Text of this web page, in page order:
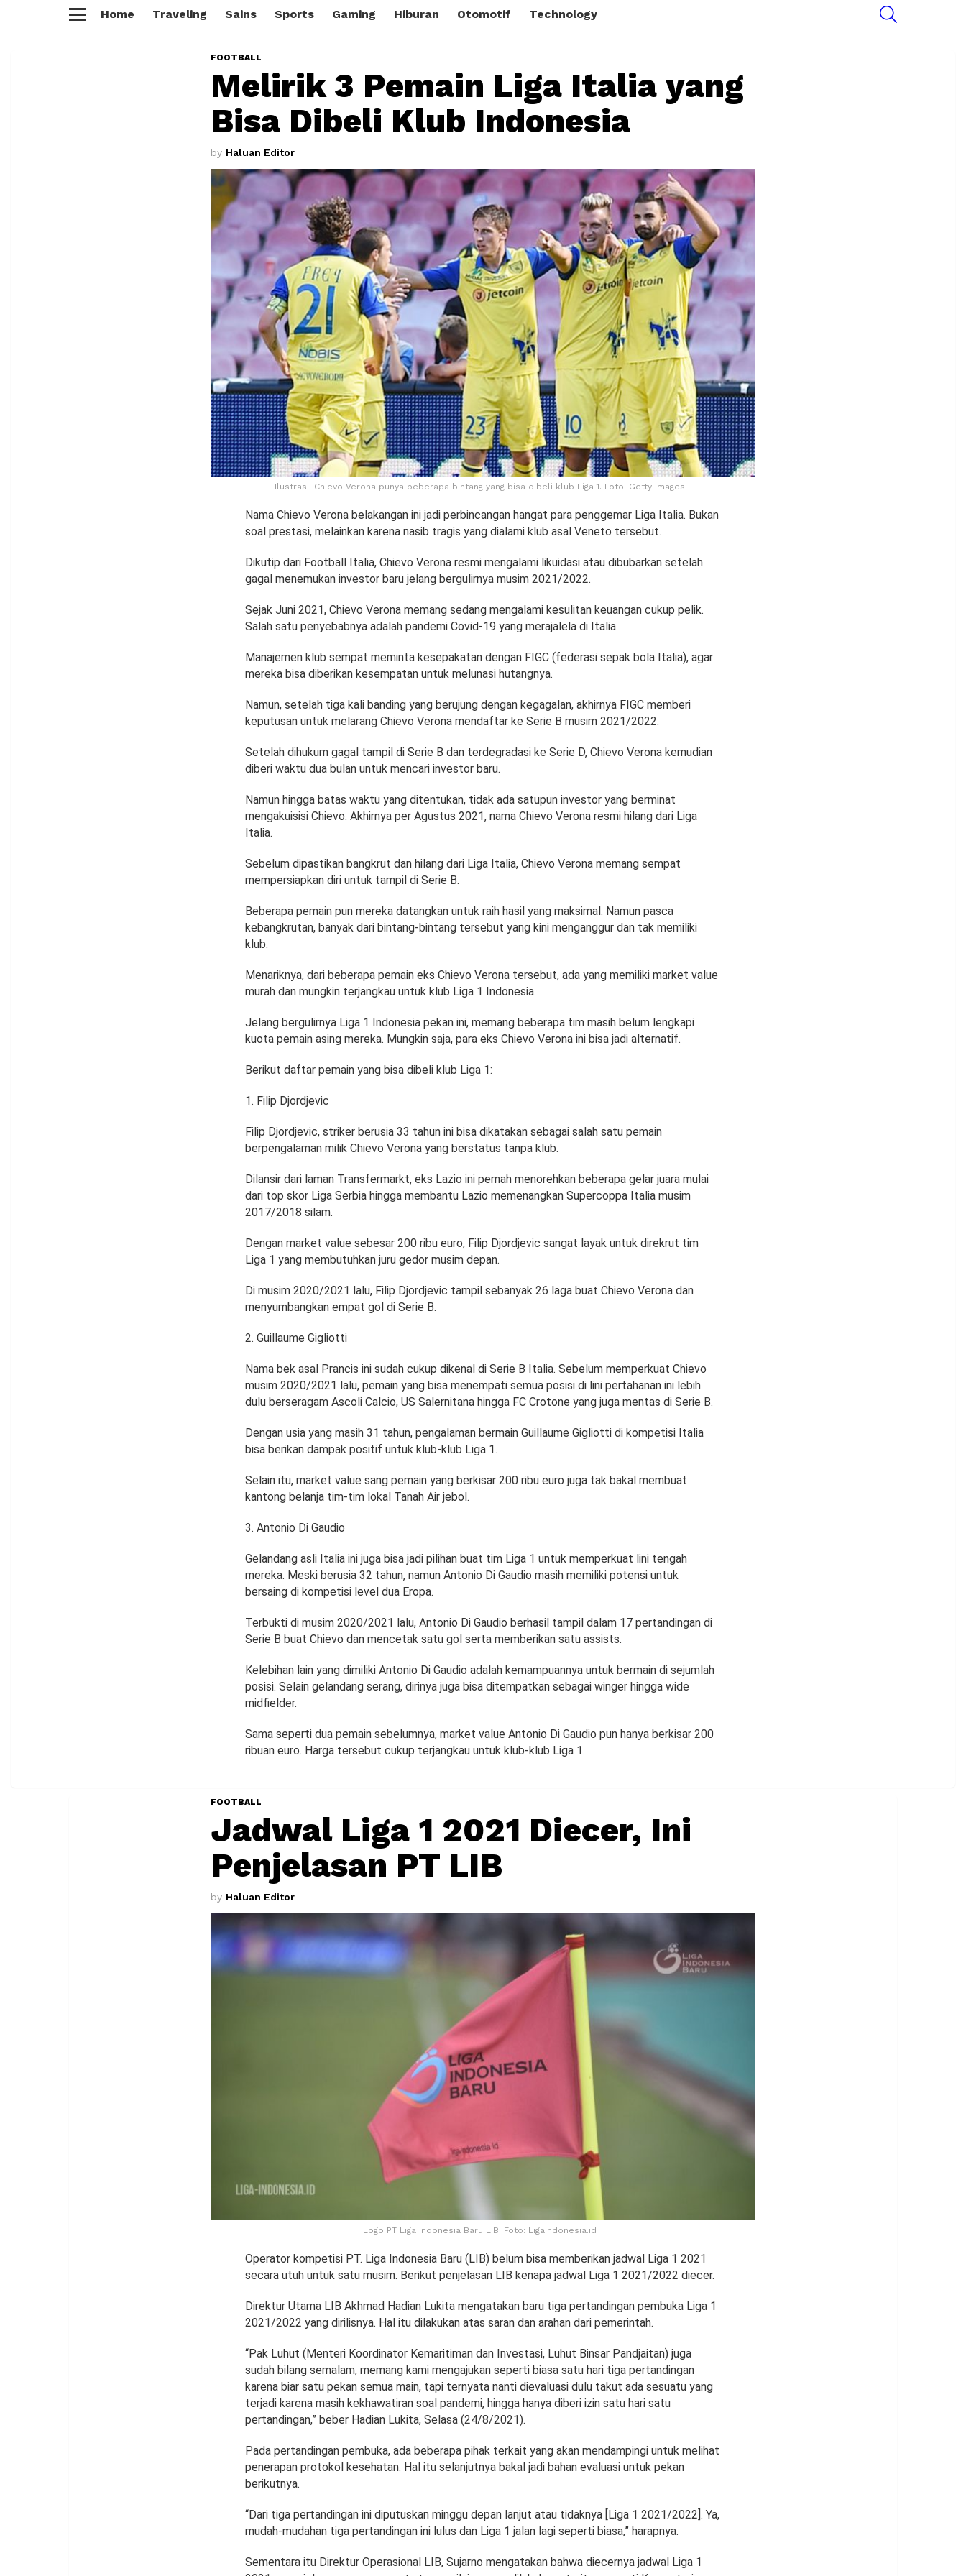
Home Traveling Sains Sports Gaming Hiburan Otomotif Technology
FOOTBALL
Melirik 3 Pemain Liga Italia yang
Bisa Dibeli Klub Indonesia
by Haluan Editor
Ilustrasi. Chievo Verona punya beberapa bintang yang bisa dibeli klub Liga 1. Foto: Getty Images
Nama Chievo Verona belakangan ini jadi perbincangan hangat para penggemar Liga Italia. Bukan
soal prestasi, melainkan karena nasib tragis yang dialami klub asal Veneto tersebut.
Dikutip dari Football Italia, Chievo Verona resmi mengalami likuidasi atau dibubarkan setelah
gagal menemukan investor baru jelang bergulirnya musim 2021/2022.
Sejak Juni 2021, Chievo Verona memang sedang mengalami kesulitan keuangan cukup pelik.
Salah satu penyebabnya adalah pandemi Covid-19 yang merajalela di Italia.
Manajemen klub sempat meminta kesepakatan dengan FIGC (federasi sepak bola Italia), agar
mereka bisa diberikan kesempatan untuk melunasi hutangnya.
Namun, setelah tiga kali banding yang berujung dengan kegagalan, akhirnya FIGC memberi
keputusan untuk melarang Chievo Verona mendaftar ke Serie B musim 2021/2022.
Setelah dihukum gagal tampil di Serie B dan terdegradasi ke Serie D, Chievo Verona kemudian
diberi waktu dua bulan untuk mencari investor baru.
Namun hingga batas waktu yang ditentukan, tidak ada satupun investor yang berminat
mengakuisisi Chievo. Akhirnya per Agustus 2021, nama Chievo Verona resmi hilang dari Liga
Italia.
Sebelum dipastikan bangkrut dan hilang dari Liga Italia, Chievo Verona memang sempat
mempersiapkan diri untuk tampil di Serie B.
Beberapa pemain pun mereka datangkan untuk raih hasil yang maksimal. Namun pasca
kebangkrutan, banyak dari bintang-bintang tersebut yang kini menganggur dan tak memiliki
klub.
Menariknya, dari beberapa pemain eks Chievo Verona tersebut, ada yang memiliki market value
murah dan mungkin terjangkau untuk klub Liga 1 Indonesia.
Jelang bergulirnya Liga 1 Indonesia pekan ini, memang beberapa tim masih belum lengkapi
kuota pemain asing mereka. Mungkin saja, para eks Chievo Verona ini bisa jadi alternatif.
Berikut daftar pemain yang bisa dibeli klub Liga 1:
Filip Djordjevic
Filip Djordjevic, striker berusia 33 tahun ini bisa dikatakan sebagai salah satu pemain
berpengalaman milik Chievo Verona yang berstatus tanpa klub.
Dilansir dari laman Transfermarkt, eks Lazio ini pernah menorehkan beberapa gelar juara mulai
dari top skor Liga Serbia hingga membantu Lazio memenangkan Supercoppa Italia musim
2017/2018 silam.
Dengan market value sebesar 200 ribu euro, Filip Djordjevic sangat layak untuk direkrut tim
Liga 1 yang membutuhkan juru gedor musim depan.
Di musim 2020/2021 lalu, Filip Djordjevic tampil sebanyak 26 laga buat Chievo Verona dan
menyumbangkan empat gol di Serie B.
Guillaume Gigliotti
Nama bek asal Prancis ini sudah cukup dikenal di Serie B Italia. Sebelum memperkuat Chievo
musim 2020/2021 lalu, pemain yang bisa menempati semua posisi di lini pertahanan ini lebih
dulu berseragam Ascoli Calcio, US Salernitana hingga FC Crotone yang juga mentas di Serie B.
Dengan usia yang masih 31 tahun, pengalaman bermain Guillaume Gigliotti di kompetisi Italia
bisa berikan dampak positif untuk klub-klub Liga 1.
Selain itu, market value sang pemain yang berkisar 200 ribu euro juga tak bakal membuat
kantong belanja tim-tim lokal Tanah Air jebol.
Antonio Di Gaudio
Gelandang asli Italia ini juga bisa jadi pilihan buat tim Liga 1 untuk memperkuat lini tengah
mereka. Meski berusia 32 tahun, namun Antonio Di Gaudio masih memiliki potensi untuk
bersaing di kompetisi level dua Eropa.
Terbukti di musim 2020/2021 lalu, Antonio Di Gaudio berhasil tampil dalam 17 pertandingan di
Serie B buat Chievo dan mencetak satu gol serta memberikan satu assists.
Kelebihan lain yang dimiliki Antonio Di Gaudio adalah kemampuannya untuk bermain di sejumlah
posisi. Selain gelandang serang, dirinya juga bisa ditempatkan sebagai winger hingga wide
midfielder.
Sama seperti dua pemain sebelumnya, market value Antonio Di Gaudio pun hanya berkisar 200
ribuan euro. Harga tersebut cukup terjangkau untuk klub-klub Liga 1.
FOOTBALL
Jadwal Liga 1 2021 Diecer, Ini
Penjelasan PT LIB
by Haluan Editor
Logo PT Liga Indonesia Baru LIB. Foto: Ligaindonesia.id
Operator kompetisi PT. Liga Indonesia Baru (LIB) belum bisa memberikan jadwal Liga 1 2021
secara utuh untuk satu musim. Berikut penjelasan LIB kenapa jadwal Liga 1 2021/2022 diecer.
Direktur Utama LIB Akhmad Hadian Lukita mengatakan baru tiga pertandingan pembuka Liga 1
2021/2022 yang dirilisnya. Hal itu dilakukan atas saran dan arahan dari pemerintah.
“Pak Luhut (Menteri Koordinator Kemaritiman dan Investasi, Luhut Binsar Pandjaitan) juga
sudah bilang semalam, memang kami mengajukan seperti biasa satu hari tiga pertandingan
karena biar satu pekan semua main, tapi ternyata nanti dievaluasi dulu takut ada sesuatu yang
terjadi karena masih kekhawatiran soal pandemi, hingga hanya diberi izin satu hari satu
pertandingan,” beber Hadian Lukita, Selasa (24/8/2021).
Pada pertandingan pembuka, ada beberapa pihak terkait yang akan mendampingi untuk melihat
penerapan protokol kesehatan. Hal itu selanjutnya bakal jadi bahan evaluasi untuk pekan
berikutnya.
“Dari tiga pertandingan ini diputuskan minggu depan lanjut atau tidaknya [Liga 1 2021/2022]. Ya,
mudah-mudahan tiga pertandingan ini lulus dan Liga 1 jalan lagi seperti biasa,” harapnya.
Sementara itu Direktur Operasional LIB, Sujarno mengatakan bahwa diecernya jadwal Liga 1